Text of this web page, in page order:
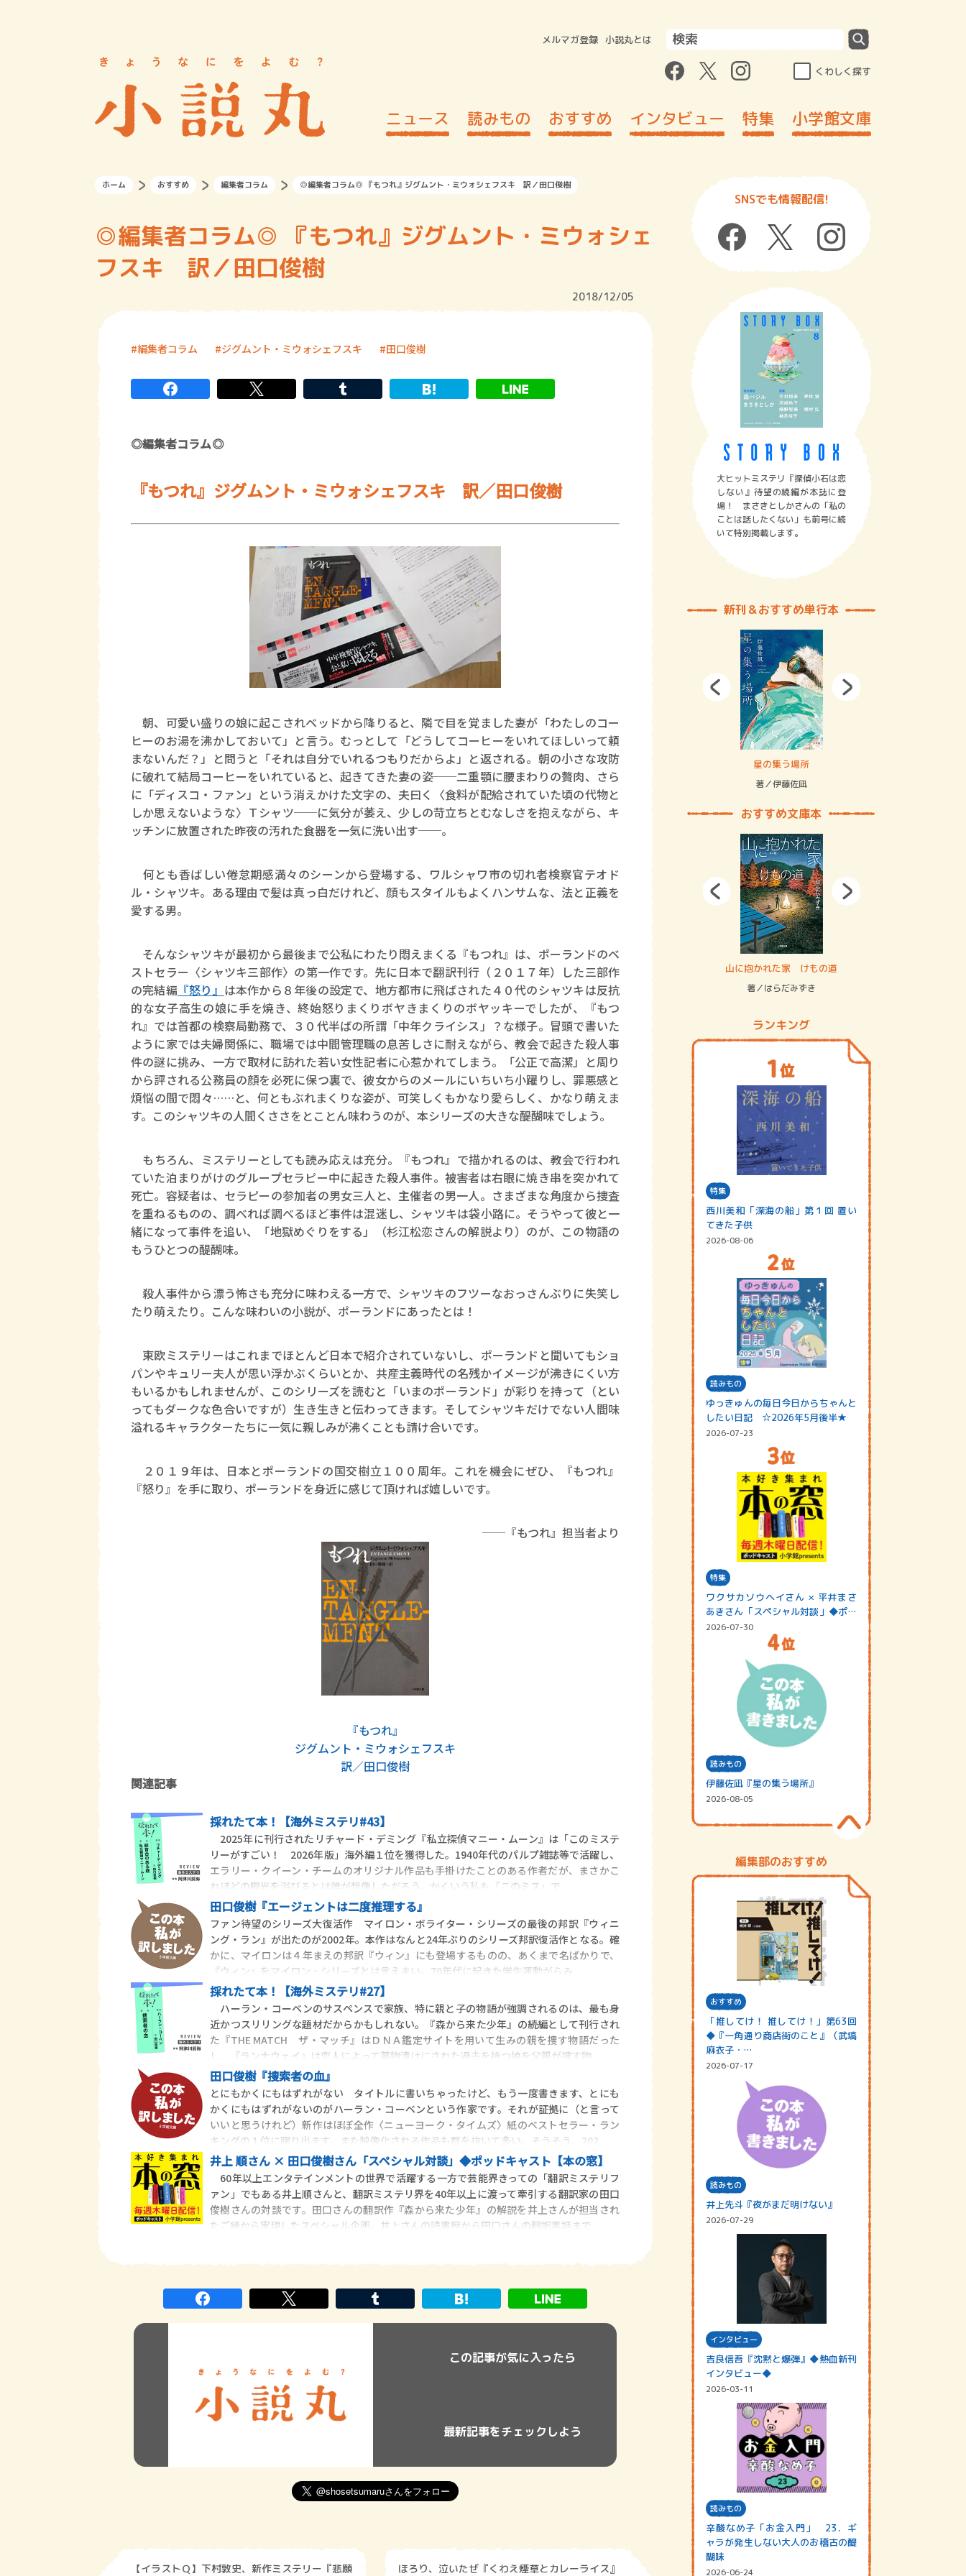
メルマガ登録 小説丸とは
くわしく探す
ニュース 読みもの おすすめ インタビュー 特集 小学館文庫
ホーム おすすめ 編集者コラム ◎編集者コラム◎ 『もつれ』ジグムント・ミウォシェフスキ 訳／田口俊樹
◎編集者コラム◎ 『もつれ』ジグムント・ミウォシェ
フスキ 訳／田口俊樹
2018/12/05
編集者コラム ジグムント・ミウォシェフスキ 田口俊樹
◎編集者コラム◎
『もつれ』ジグムント・ミウォシェフスキ 訳／田口俊樹
朝、可愛い盛りの娘に起こされベッドから降りると、隣で目を覚ました妻が「わたしのコー
ヒーのお湯を沸かしておいて」と言う。むっとして「どうしてコーヒーをいれてほしいって頼
まないんだ？」と問うと「それは自分でいれるつもりだからよ」と返される。朝の小さな攻防
に破れて結局コーヒーをいれていると、起きてきた妻の姿──二重顎に腰まわりの贅肉、さら
に「ディスコ・ファン」という消えかけた文字の、夫曰く〈食料が配給されていた頃の代物と
しか思えないような〉Ｔシャツ──に気分が萎え、少しの苛立ちとむなしさを抱えながら、キ
ッチンに放置された昨夜の汚れた食器を一気に洗い出す──。
何とも香ばしい倦怠期感満々のシーンから登場する、ワルシャワ市の切れ者検察官テオド
ル・シャツキ。ある理由で髪は真っ白だけれど、顔もスタイルもよくハンサムな、法と正義を
愛する男。
そんなシャツキが最初から最後まで公私にわたり悶えまくる『もつれ』は、ポーランドのベ
ストセラー〈シャツキ三部作〉の第一作です。先に日本で翻訳刊行（２０１７年）した三部作
の完結編 『怒り』 は本作から８年後の設定で、地方都市に飛ばされた４０代のシャツキは反抗
的な女子高生の娘に手を焼き、終始怒りまくりボヤきまくりのボヤッキーでしたが、『もつ
れ』では首都の検察局勤務で、３０代半ばの所謂「中年クライシス」？な様子。冒頭で書いた
ように家では夫婦関係に、職場では中間管理職の息苦しさに耐えながら、教会で起きた殺人事
件の謎に挑み、一方で取材に訪れた若い女性記者に心惹かれてしまう。「公正で高潔」と周り
から評される公務員の顔を必死に保つ裏で、彼女からのメールにいちいち小躍りし、罪悪感と
煩悩の間で悶々……と、何ともぶれまくりな姿が、可笑しくもかなり愛らしく、かなり萌えま
す。このシャツキの人間くささをとことん味わうのが、本シリーズの大きな醍醐味でしょう。
もちろん、ミステリーとしても読み応えは充分。『もつれ』で描かれるのは、教会で行われ
ていた泊まりがけのグループセラピー中に起きた殺人事件。被害者は右眼に焼き串を突かれて
死亡。容疑者は、セラピーの参加者の男女三人と、主催者の男一人。さまざまな角度から捜査
を重ねるものの、調べれば調べるほど事件は混迷し、シャツキは袋小路に。そうやって彼と一
緒になって事件を追い、「地獄めぐりをする」（杉江松恋さんの解説より）のが、この物語の
もうひとつの醍醐味。
殺人事件から漂う怖さも充分に味わえる一方で、シャツキのフツーなおっさんぶりに失笑し
たり萌えたり。こんな味わいの小説が、ポーランドにあったとは！
東欧ミステリーはこれまでほとんど日本で紹介されていないし、ポーランドと聞いてもショ
パンやキュリー夫人が思い浮かぶくらいとか、共産主義時代の名残かイメージが沸きにくい方
もいるかもしれませんが、このシリーズを読むと「いまのポーランド」が彩りを持って（とい
ってもダークな色合いですが）生き生きと伝わってきます。そしてシャツキだけでない人間味
溢れるキャラクターたちに一気に親しみが沸くことも請け合いです。
２０１９年は、日本とポーランドの国交樹立１００周年。これを機会にぜひ、『もつれ』
『怒り』を手に取り、ポーランドを身近に感じて頂ければ嬉しいです。
──『もつれ』担当者より
『もつれ』
ジグムント・ミウォシェフスキ
訳／田口俊樹
関連記事
採れたて本！【海外ミステリ#43】
2025年に刊行されたリチャード・デミング『私立探偵マニー・ムーン』は「このミステ
リーがすごい！ 2026年版」海外編１位を獲得した。1940年代のパルプ雑誌等で活躍し、
エラリー・クイーン・チームのオリジナル作品も手掛けたことのある作者だが、まさかこ
れほどの脚光を浴びるとは誰が想像しただろう。かくいう私も「このミス」で
田口俊樹『エージェントは二度推理する』
ファン待望のシリーズ大復活作 マイロン・ボライター・シリーズの最後の邦訳『ウィニ
ング・ラン』が出たのが2002年。本作はなんと24年ぶりのシリーズ邦訳復活作となる。確
かに、マイロンは４年まえの邦訳『ウィン』にも登場するものの、あくまで名ばかりで、
『ウィン』をマイロン・シリーズとは言えまい。70年代に起きた学生運動がらみ
採れたて本！【海外ミステリ#27】
ハーラン・コーベンのサスペンスで家族、特に親と子の物語が強調されるのは、最も身
近かつスリリングな題材だからかもしれない。『森から来た少年』の続編として刊行され
た『THE MATCH ザ・マッチ』はＤＮＡ鑑定サイトを用いて生みの親を捜す物語だった
し、『ランナウェイ』は恋人によって薬物漬けにされた過去を持つ娘を父親が捜す物
田口俊樹『捜索者の血』
とにもかくにもはずれがない タイトルに書いちゃったけど、もう一度書きます、とにも
かくにもはずれがないのがハーラン・コーベンという作家です。それが証拠に（と言って
いいと思うけれど）新作はほぼ全作〈ニューヨーク・タイムズ〉紙のベストセラー・ラン
キングの１位に躍り出ます。また映像化される作品も群を抜いて多い。そうそう、202
井上 順さん × 田口俊樹さん「スペシャル対談」◆ポッドキャスト【本の窓】
60年以上エンタテインメントの世界で活躍する一方で芸能界きっての「翻訳ミステリフ
ァン」でもある井上順さんと、翻訳ミステリ界を40年以上に渡って牽引する翻訳家の田口
俊樹さんの対談です。田口さんの翻訳作『森から来た少年』の解説を井上さんが担当され
たご縁から実現したスペシャル企画。井上さんの読書歴から田口さんの翻訳裏話まで
この記事が気に入ったら
最新記事をチェックしよう
【イラストＱ】下村敦史、新作ミステリー『悲願 ほろり、泣いたぜ『くわえ煙草とカレーライス』
SNSでも情報配信!
大ヒットミステリ『探偵小石は恋
しない』待望の続編が本誌に登
場！ まさきとしかさんの「私の
ことは話したくない」も前号に続
いて特別掲載します。
新刊＆おすすめ単行本
賞金稼ぎスリーサム！ 二重拘束の…
著／川瀬七緒
星の集う場所
著／伊藤佐凪
おすすめ文庫本
ロボット・イン・ザ・システム
著／デボラ・イン…
山に抱かれた家 けもの道
著／はらだみずき
ランキング
特集
西川美和「深海の船」第１回 置い
てきた子供
2026-08-06
読みもの
ゆっきゅんの毎日今日からちゃんと
したい日記 ☆2026年5月後半★
2026-07-23
特集
ワクサカソウヘイさん × 平井まさ
あきさん「スペシャル対談」◆ポッ
ドキャスト…
2026-07-30
読みもの
伊藤佐凪『星の集う場所』
2026-08-05
編集部のおすすめ
おすすめ
「推してけ！ 推してけ！」第63回
◆『一角通り商店街のこと』（武塙
麻衣子・…
2026-07-17
読みもの
井上先斗『夜がまだ明けない』
2026-07-29
インタビュー
吉良信吾『沈黙と爆弾』◆熱血新刊
インタビュー◆
2026-03-11
読みもの
辛酸なめ子「お金入門」 23．ギ
ャラが発生しない大人のお稽古の醍
醐味
2026-06-24